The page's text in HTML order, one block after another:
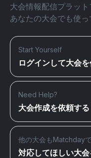
大会情報配信プラット
あなたの大会でも使っ
Start Yourself
ログインして大会
Need Help?
大会作成を依頼する
他の大会もMatchday
対応してほしい大